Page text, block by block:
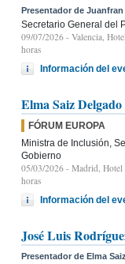
Presentador de
Secretario General del
09/07/2026 - Valencia,
horas
Información del
Elma Saiz Delgado
FÓRUM EUROPA
Ministra de Inclusión,
Gobierno
05/03/2026 - Madrid, Hotel
horas
Información del
José Luis
Presentador de Elma